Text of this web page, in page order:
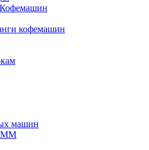
кофемашин
машин